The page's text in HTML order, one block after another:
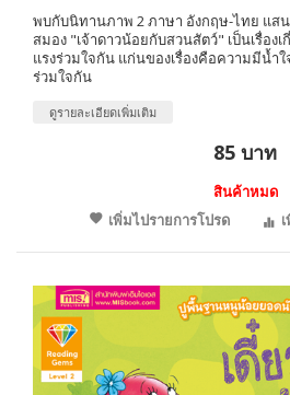
พบกับนิทานภาพ 2 ภาษา อังกฤษ-ไทย แส
สมอง "เจ้าดาวน้อยกับสวนสัตว์" เป็นเรื่อง
แรงร่วมใจกัน แก่นของเรื่องคือความมีน้ำ
ร่วมใจกัน
ดูรายละเอียดเพิ่มเติม
85 บาท
สินค้าหมด
เพิ่มไปรายการโปรด